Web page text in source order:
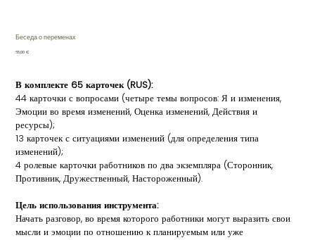
Беседа о переменах
Cena
65,00 €
В комплекте 65 карточек (RUS):
44 карточки с вопросами (четыре темы вопросов: Я и изменения,
Эмоции во время изменений, Оценка изменений, Действия и
ресурсы);
13 карточек с ситуациями изменений (для определения типа
изменений);
4 ролевые карточки работников по два экземпляра (Сторонник,
Противник, Дружественный, Настороженный).
Цель использования инструмента:
Начать разговор, во время которого работники могут выразить свои
мысли и эмоции по отношению к планируемым или уже